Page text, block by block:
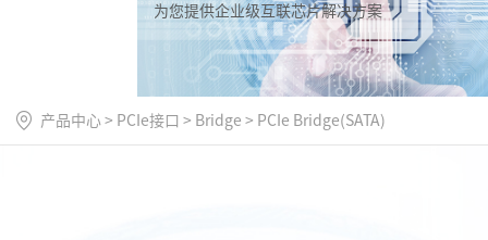
为您提供企业级互联芯片解决方案
产品中心 > PCIe接口 > Bridge > PCIe Bridge(SATA)